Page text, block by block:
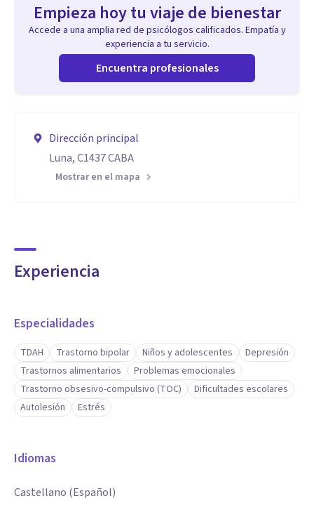
Empieza hoy tu viaje de bienestar
Accede a una amplia red de psicólogos calificados. Empatía y
experiencia a tu servicio.
Encuentra profesionales
Dirección principal
Luna, C1437 CABA
Mostrar en el mapa
Experiencia
Especialidades
TDAH Trastorno bipolar Niños y adolescentes
Depresión
Trastornos alimentarios
Problemas emocionales
Trastorno obsesivo-compulsivo (TOC)
Dificultades escolares
Autolesión
Estrés
Idiomas
Castellano (Español)